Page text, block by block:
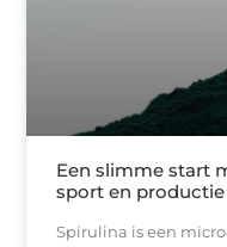
Een slimme start
sport en productie
Spirulina is een